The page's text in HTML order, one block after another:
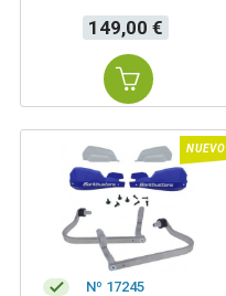
Precio
149,00 €
NUEVO
Nº 17245